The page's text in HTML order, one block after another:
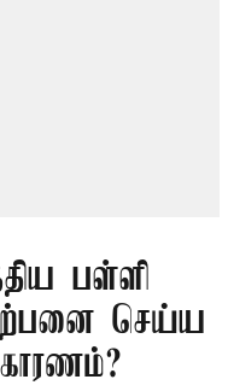
பள்ளி
செய்ய